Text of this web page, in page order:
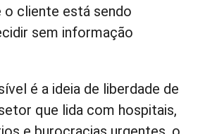
o cliente está sendo
sem informação
é a ideia de liberdade de
que lida com hospitais,